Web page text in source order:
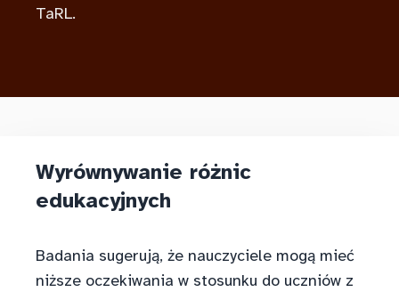
TaRL.
Wyrównywanie różnic
edukacyjnych
Badania sugerują, że nauczyciele mogą mieć
niższe oczekiwania w stosunku do uczniów z